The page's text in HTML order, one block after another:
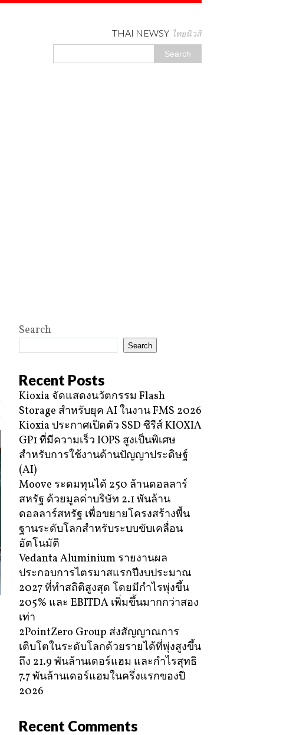
THAI NEWSY ไทยนิวสี่
Search
Search
Recent Posts
Kioxia จัดแสดงนวัตกรรม Flash
Storage สำหรับยุค AI ในงาน FMS 2026
Kioxia ประกาศเปิดตัว SSD ซีรีส์ KIOXIA
GP1 ที่มีความเร็ว IOPS สูงเป็นพิเศษ
สำหรับการใช้งานด้านปัญญาประดิษฐ์
(AI)
Moove ระดมทุนได้ 250 ล้านดอลลาร์
สหรัฐ ด้วยมูลค่าบริษัท 2.1 พันล้าน
ดอลลาร์สหรัฐ เพื่อขยายโครงสร้างพื้น
ฐานระดับโลกสำหรับระบบขับเคลื่อน
อัตโนมัติ
Vedanta Aluminium รายงานผล
ประกอบการไตรมาสแรกปีงบประมาณ
2027 ที่ทำสถิติสูงสุด โดยมีกำไรพุ่งขึ้น
205% และ EBITDA เพิ่มขึ้นมากกว่าสอง
เท่า
2PointZero Group ส่งสัญญาณการ
เติบโตในระดับโลกด้วยรายได้ที่พุ่งสูงขึ้น
ถึง 21.9 พันล้านเดอร์แฮม และกำไรสุทธิ
7.7 พันล้านเดอร์แฮมในครึ่งแรกของปี
2026
Recent Comments